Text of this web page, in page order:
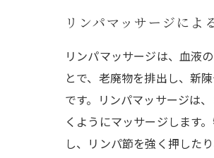
リンパマッサージによ
リンパマッサージは、血液
とで、老廃物を排出し、新
です。リンパマッサージは
くようにマッサージします
し、リンパ節を強く押した